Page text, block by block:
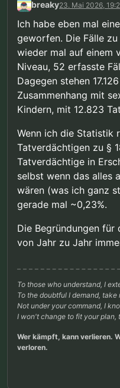
breaky23. Mai 2026,
Ich habe eben mal
geworfen. Die Fälle
wieder mal auf einem
Niveau, 52 erfasste
Dagegen stehen
Zusammenhang mit
Kindern, mit 12.823
Wenn ich die Statistik
Tatverdächtigen zu §
Tatverdächtige in
selbst wenn das alles
wären (was ich ganz
gerade mal ~0,23%.
Die Begründungen für
von Jahr zu Jahr
To those who understand, I
To the doubtful I demand, take
Not under your command, I
I won't change to fit your plan,
Wer kämpft, kann verlieren.
verloren.